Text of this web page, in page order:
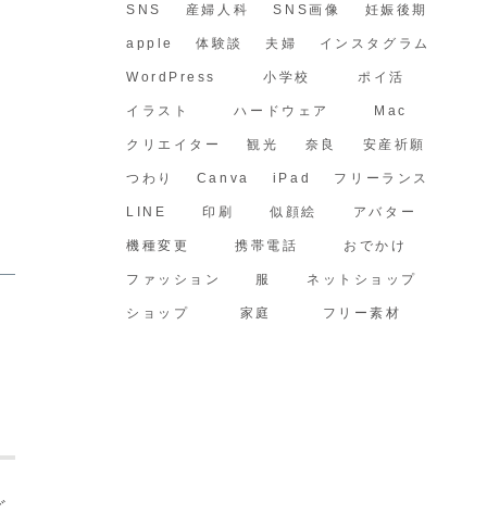
SNS 産婦人科 SNS画像 妊娠後期
apple 体験談 夫婦 インスタグラム
WordPress 小学校 ポイ活
イラスト ハードウェア Mac
クリエイター 観光 奈良 安産祈願
つわり Canva iPad フリーランス
LINE 印刷 似顔絵 アバター
機種変更 携帯電話 おでかけ
ファッション 服 ネットショップ
ショップ 家庭 フリー素材